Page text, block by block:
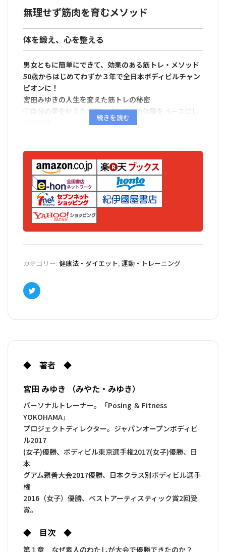
無理せず筋肉を育むメソッド
体を鍛え、心を整える
男女ともに簡単にできて、効果のある筋トレ・メソッド
50歳からはじめてわずか３年で全日本ボディビルチャン
ピオンに！
宮田みゆきの人生を変えた筋トレの秘密
①自分の夢を叶えたボディビルダーの体験をベースにし
②トレーナーならではの経験値による的確なアドバイス
著者が任されているスポーツジムの経験の中で、中高年
者は何を求めて運動するのか、現場のニーズを的確に把
握し、応える情報を提供。
③筋トレは、健康編・美容編に分けて目的別に紹介
「腰痛を改善する運動」「ひざ痛を改善する運動」「歩
行がラクになる運動」「姿勢をよくする運動」など目的
「食事の取り方」「睡眠の取り方」「体重コントロール
が心がけている健康法。
カテゴリー: 健康法・ダイエット, 運動・トレーニング
Twitter
◆ 著者 ◆
宮田 みゆき （みやた・みゆき）
パーソナルトレーナー。「Posing ＆ Fitness
YOKOHAMA」
プロジェクトディレクター。ジャパンオープンボディビ
ル2017
(女子)優勝、ボディビル東京選手権2017(女子)優勝、日
本
グアム親善大会2017優勝、日本クラス別ボディビル選手
権
2016（女子）優勝、ベストアーティスティック賞2回受
賞。
◆ 目次 ◆
第１章 なぜ素人のわたしが大会で優勝できたのか？